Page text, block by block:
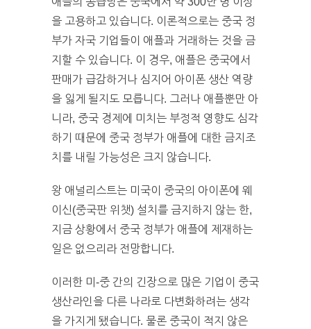
을 고용하고 있습니다. 이론적으로는 중국 정
부가 자국 기업들이 애플과 거래하는 것을 금
지할 수 있습니다. 이 경우, 애플은 중국에서
판매가 급감하거나 심지어 아이폰 생산 역량
을 잃게 될지도 모릅니다. 그러나 애플뿐만 아
니라, 중국 경제에 미치는 부정적 영향도 심각
하기 때문에 중국 정부가 애플에 대한 금지조
치를 내릴 가능성은 크지 않습니다.
왕 애널리스트는 미국이 중국의 아이폰에 웨
이신(중국판 위챗) 설치를 금지하지 않는 한,
지금 상황에서 중국 정부가 애플에 제재하는
일은 없으리라 전망합니다.
이러한 미-중 간의 긴장으로 많은 기업이 중국
생산라인을 다른 나라로 다변화하려는 생각
을 가지게 됐습니다. 물론 중국이 적지 않은